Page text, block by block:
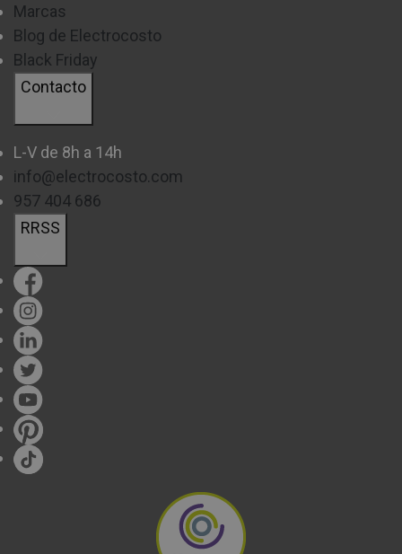
Marcas
Blog de Electrocosto
Black Friday
Contacto
L-V de 8h a 14h
info@electrocosto.com
957 404 686
RRSS